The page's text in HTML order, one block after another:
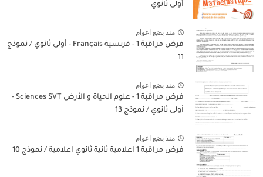
أولى ثانوي
منذ بضع اعوام
فرض مراقبة 1 - فرنسية Français - أولى ثانوي / نموذج
11
منذ بضع اعوام
فرض مراقبة 1 - علوم الحياة و الأرض Sciences SVT -
أولى ثانوي / نموذج 13
منذ بضع اعوام
فرض مراقبة 1 اعلامية ثانية ثانوي اعلامية / نموذج 10